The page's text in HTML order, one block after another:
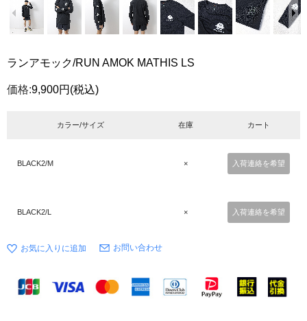
ランアモック/RUN AMOK MATHIS LS
価格:9,900円 (税込)
カラー/サイズ 在庫 カート
BLACK2/M × 入荷連絡を希望
BLACK2/L × 入荷連絡を希望
お問い合わせ